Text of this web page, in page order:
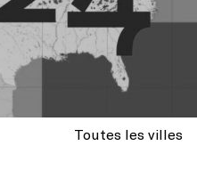
Toutes les villes